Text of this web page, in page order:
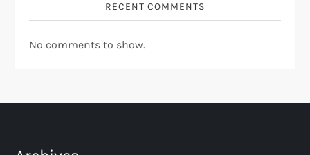
RECENT COMMENTS
No comments to show.